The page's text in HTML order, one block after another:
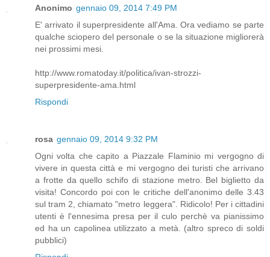
Anonimo gennaio 09, 2014 7:49 PM
E' arrivato il superpresidente all'Ama. Ora vediamo se parte
qualche sciopero del personale o se la situazione migliorerà
nei prossimi mesi.
http://www.romatoday.it/politica/ivan-strozzi-
superpresidente-ama.html
Rispondi
rosa gennaio 09, 2014 9:32 PM
Ogni volta che capito a Piazzale Flaminio mi vergogno di
vivere in questa città e mi vergogno dei turisti che arrivano
a frotte da quello schifo di stazione metro. Bel biglietto da
visita! Concordo poi con le critiche dell'anonimo delle 3.43
sul tram 2, chiamato "metro leggera". Ridicolo! Per i cittadini
utenti è l'ennesima presa per il culo perchè va pianissimo
ed ha un capolinea utilizzato a metà. (altro spreco di soldi
pubblici)